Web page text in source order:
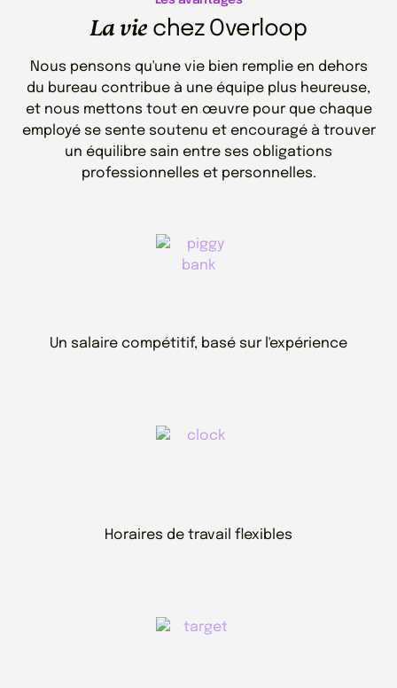
La vie chez Overloop
Nous pensons qu'une vie bien remplie en dehors
du bureau contribue à une équipe plus heureuse,
et nous mettons tout en œuvre pour que chaque
employé se sente soutenu et encouragé à trouver
un équilibre sain entre ses obligations
professionnelles et personnelles.
Un salaire compétitif, basé sur l'expérience
Horaires de travail flexibles